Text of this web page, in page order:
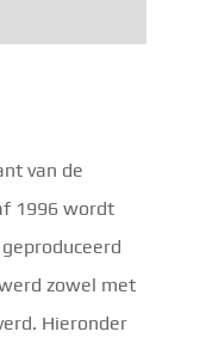
van de
1996 wordt
zowel met
Hieronder